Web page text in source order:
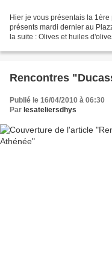
Hier je vous présentais la
présents mardi dernier au
la suite : Olives et huiles
Rencontres
Publié le 16/04/2010 à 06:30
Par lesateliersdhys